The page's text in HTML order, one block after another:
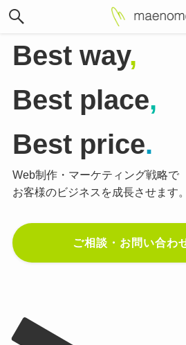
Best way,
Best place,
Best price.
Web制作・マーケティング戦略で
お客様のビジネスを成長させます。
ご相談・お問い合わ